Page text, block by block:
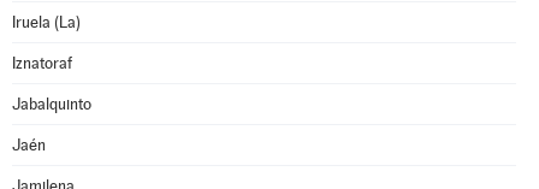
Iruela (La)
Iznatoraf
Jabalquinto
Jaén